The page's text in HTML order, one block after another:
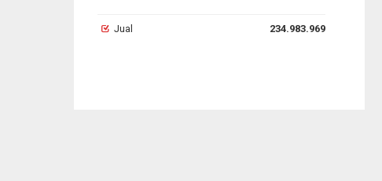
Jual 234.983.969